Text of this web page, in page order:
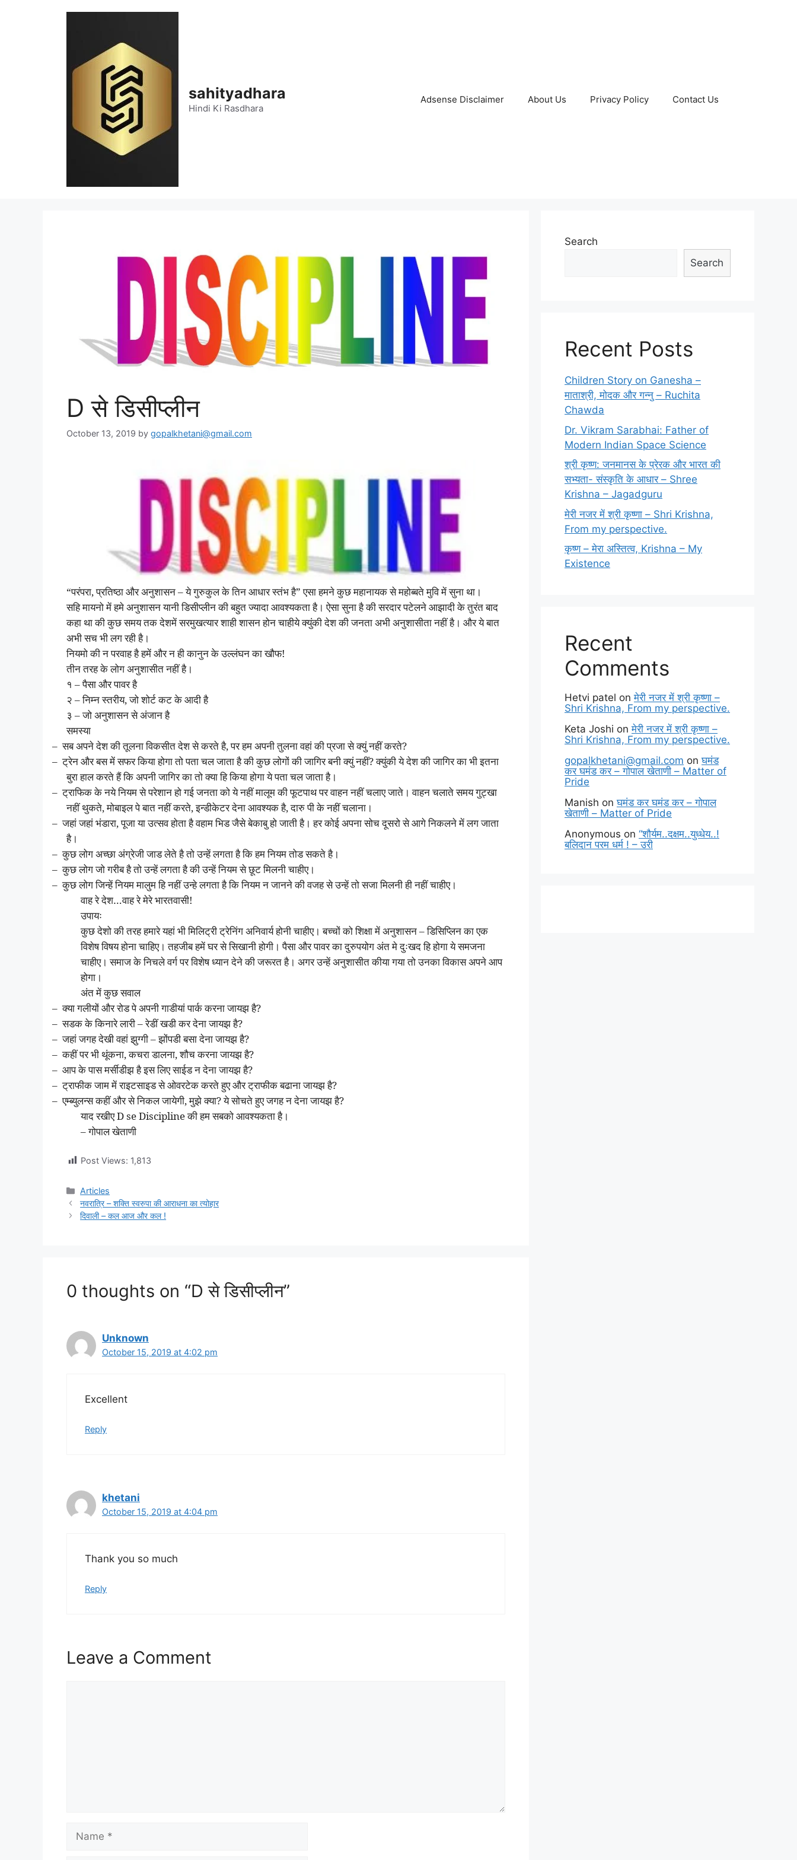
sahityadhara
Hindi Ki Rasdhara
Adsense Disclaimer About Us Privacy Policy Contact Us
D से डिसीप्लीन
October 13, 2019 by gopalkhetani@gmail.com
“परंपरा, प्रतिष्ठा और अनुशासन – ये गुरुकुल के तिन आधार स्तंभ है” एसा हमने कुछ महानायक से महोब्बते मुवि में सुना था।
सहि मायनो में हमे अनुशासन यानी डिसीप्लीन की बहुत ज्यादा आवश्यकता है। ऐसा सुना है की सरदार पटेलने आझादी के तुरंत बाद
कहा था की कुछ समय तक देशमें सरमुखत्यार शाही शासन होन चाहीये क्युंकी देश की जनता अभी अनुशासीता नहीं है। और ये बात
अभी सच भी लग रही है।
नियमो की न परवाह है हमें और न ही कानुन के उल्लंघन का खौफ!
तीन तरह के लोग अनुशासीत नहीं है।
१ – पैसा और पावर है
२ – निम्न स्तरीय, जो शोर्ट कट के आदी है
३ – जो अनुशासन से अंजान है
समस्या
– सब अपने देश की तूलना विकसीत देश से करते है, पर हम अपनी तुलना वहां की प्रजा से क्युं नहीं करते?
– ट्रेन और बस में सफर किया होगा तो पता चल जाता है की कुछ लोगों की जागिर बनी क्युं नहीं? क्युंकी ये देश की जागिर का भी इतना
बुरा हाल करते हैं कि अपनी जागिर का तो क्या हि किया होगा ये पता चल जाता है।
– ट्राफिक के नये नियम से परेशान हो गई जनता को ये नहीं मालूम की फूटपाथ पर वाहन नहीं चलाए जाते। वाहन चलाते समय गुट्खा
नहीं थुकते, मोबाइल पे बात नहीं करते, इन्डीकेटर देना आवश्यक है, दारु पी के नहीं चलाना।
– जहां जहां भंडारा, पूजा या उत्सव होता है वहाम भिड जैसे बेकाबु हो जाती है। हर कोई अपना सोच दूसरो से आगे निकलने में लग जाता
है।
– कुछ लोग अच्छा अंग्रेजी जाड लेते है तो उन्हें लगता है कि हम नियम तोड सकते है।
– कुछ लोग जो गरीब है तो उन्हें लगता है की उन्हें नियम से छूट मिलनी चाहीए।
– कुछ लोग जिन्हें नियम मालुम हि नहीं उन्हे लगता है कि नियम न जानने की वजह से उन्हें तो सजा मिलनी ही नहीं चाहीए।
वाह रे देश…वाह रे मेरे भारतवासी!
उपायः
कुछ देशो की तरह हमारे यहां भी मिलिट्री ट्रेनिंग अनिवार्य होनी चाहीए। बच्चों को शिक्षा में अनुशासन – डिसिप्लिन का एक
विशेष विषय होना चाहिए। तहजीब हमें घर से सिखानी होगी। पैसा और पावर का दुरुपयोग अंत मे दुःखद हि होगा ये समजना
चाहीए। समाज के निचले वर्ग पर विशेष ध्यान देने की जरूरत है। अगर उन्हें अनुशासीत कीया गया तो उनका विकास अपने आप
होगा।
अंत में कुछ सवाल
– क्या गलीयों और रोड पे अपनी गाडीयां पार्क करना जायझ है?
– सडक के किनारे लारी – रेडीं खडी कर देना जायझ है?
– जहां जगह देखी वहां झुग्गी – झोंपडी बसा देना जायझ है?
– कहीं पर भी थूंकना, कचरा डालना, शौच करना जायझ है?
– आप के पास मर्सीडीझ है इस लिए साईड न देना जायझ है?
– ट्राफीक जाम में राइटसाइड से ओवरटेक करते हुए और ट्राफीक बढाना जायझ है?
– एम्ब्युलन्स कहीं और से निकल जायेगी, मुझे क्या? ये सोचते हुए जगह न देना जायझ है?
याद रखीए D se Discipline की हम सबको आवश्यकता है।
– गोपाल खेताणी
Post Views: 1,813
Categories
Articles
नवरात्रि – शक्ति स्वरुपा की आराधना का त्योहार
दिवाली – कल आज और कल !
0 thoughts on “D से डिसीप्लीन”
Unknown
October 15, 2019 at 4:02 pm
Excellent
Reply
khetani
October 15, 2019 at 4:04 pm
Thank you so much
Reply
Leave a Comment
Search
Search
Recent Posts
Children Story on Ganesha –
माताश्री, मोदक और गन्नु – Ruchita
Chawda
Dr. Vikram Sarabhai: Father of
Modern Indian Space Science
श्री कृष्ण: जनमानस के प्रेरक और भारत की
सभ्यता- संस्कृति के आधार – Shree
Krishna – Jagadguru
मेरी नजर में श्री कृष्णा – Shri Krishna,
From my perspective.
कृष्ण – मेरा अस्तित्व, Krishna – My
Existence
Recent
Comments
Hetvi patel onमेरी नजर में श्री कृष्णा –
Shri Krishna, From my perspective.
Keta Joshi onमेरी नजर में श्री कृष्णा –
Shri Krishna, From my perspective.
gopalkhetani@gmail.com onघमंड
कर घमंड कर – गोपाल खेताणी – Matter of
Pride
Manish onघमंड कर घमंड कर – गोपाल
खेताणी – Matter of Pride
Anonymous on “शौर्यम..दक्षम..युध्धेय..!
बलिदान परम धर्म ! – उरी